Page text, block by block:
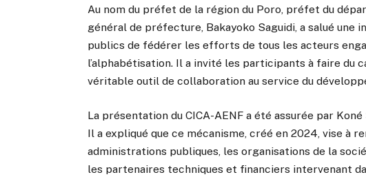
Au nom du préfet de la région du Poro, préfet du
général de préfecture, Bakayoko Saguidi, a salué une
publics de fédérer les efforts de tous les acteurs
l’alphabétisation. Il a invité les participants à faire du
véritable outil de collaboration au service du
La présentation du CICA-AENF a été assurée par
Il a expliqué que ce mécanisme, créé en 2024, vise à
administrations publiques, les organisations de la
les partenaires techniques et financiers intervenant